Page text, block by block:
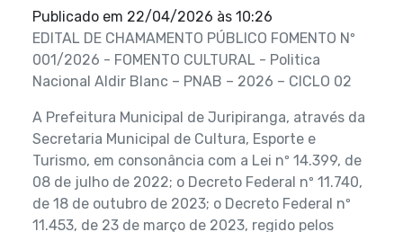
Publicado em 22/04/2026 às 10:26
EDITAL DE CHAMAMENTO PÚBLICO FOMENTO Nº
001/2026 - FOMENTO CULTURAL - Politica
Nacional Aldir Blanc – PNAB – 2026 – CICLO 02
A Prefeitura Municipal de Juripiranga, através da
Secretaria Municipal de Cultura, Esporte e
Turismo, em consonância com a Lei nº 14.399, de
08 de julho de 2022; o Decreto Federal nº 11.740,
de 18 de outubro de 2023; o Decreto Federal nº
11.453, de 23 de março de 2023, regido pelos